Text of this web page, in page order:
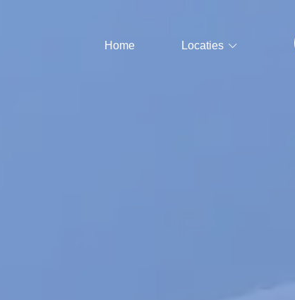
Home Locaties